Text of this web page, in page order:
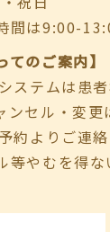
間は9:00-
てのご案内】
ステムは患
ンセル・変
約よりご連絡
やむを得な